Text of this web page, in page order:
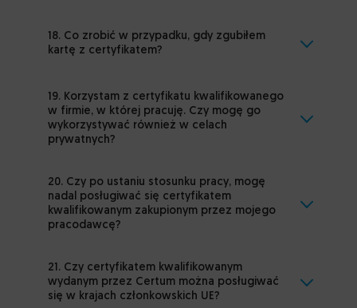
18. Co zrobić w przypadku, gdy zgubiłem
kartę z certyfikatem?
19. Korzystam z certyfikatu kwalifikowanego
w firmie, w której pracuję. Czy mogę go
wykorzystywać również w celach
prywatnych?
20. Czy po ustaniu stosunku pracy, mogę
nadal posługiwać się certyfikatem
kwalifikowanym zakupionym przez mojego
pracodawcę?
21. Czy certyfikatem kwalifikowanym
wydanym przez Certum można posługiwać
się w krajach członkowskich UE?